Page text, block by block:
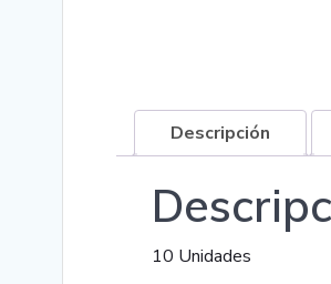
Descripción
10 Unidades